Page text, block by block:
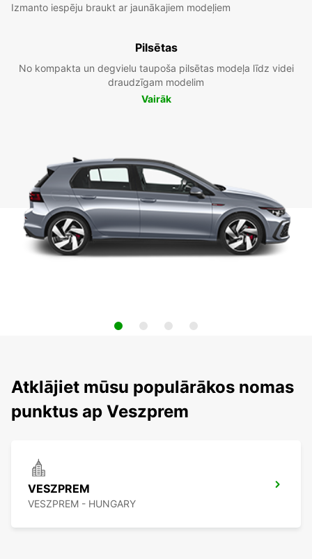
Izmanto iespēju braukt ar jaunākajiem modeļiem
Pilsētas
No kompakta un degvielu taupoša pilsētas modeļa līdz videi
draudzīgam modelim
Vairāk
Atklājiet mūsu populārākos nomas
punktus ap Veszprem
VESZPREM
VESZPREM - HUNGARY